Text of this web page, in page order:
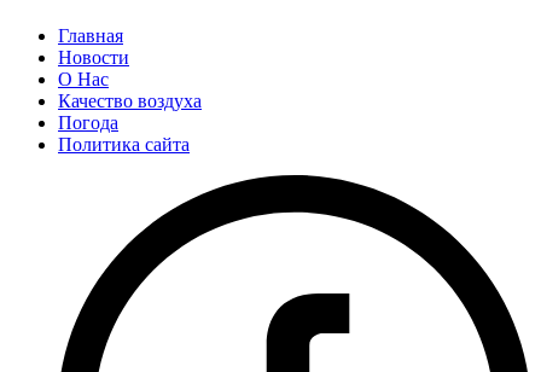
Главная
Новости
О Нас
Качество воздуха
Погода
Политика сайта